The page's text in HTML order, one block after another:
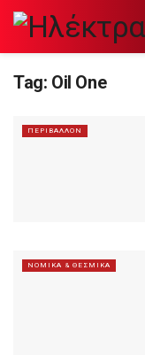
Tag: Oil One
ΠΕΡΙΒΑΛΛΟΝ
ΝΟΜΙΚΑ & ΘΕΣΜΙΚΑ